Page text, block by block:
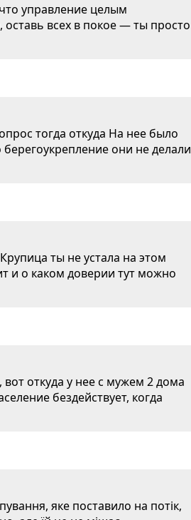
управление целым
всех в покое — ты просто
тогда откуда На нее было
они не делали
ты не устала на этом
и о каком доверии тут можно
откуда у нее с мужем 2 дома
бездействует, когда
яке поставило на потік,